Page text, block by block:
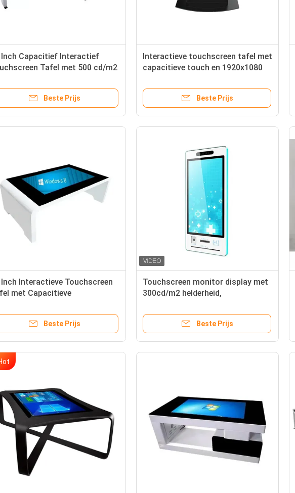
Inch Capacitief Interactief
Tafel met 500 cd/m2
Beste Prijs
Interactieve touchscreen tafel met
capacitieve touch en 1920x1080
Beste Prijs
Inch Interactieve Touchscreen
met Capacitieve
Slimme Koffietafel
Beste Prijs
Touchscreen monitor display met
300cd/m2 helderheid,
1920 x 1080 resolutie
Beste Prijs